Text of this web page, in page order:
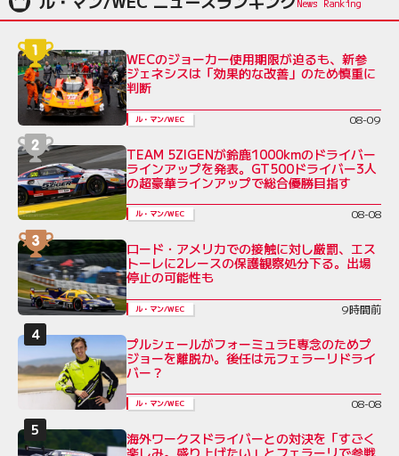
WECのジョーカー使用期限が迫るも、新参
ジェネシスは「効果的な改善」のため慎重に
判断
ル・マン/WEC 08-09
TEAM 5ZIGENが鈴鹿1000kmのドライバー
ラインアップを発表。GT500ドライバー3人
の超豪華ラインアップで総合優勝目指す
ル・マン/WEC 08-08
ロード・アメリカでの接触に対し厳罰、エス
トーレに2レースの保護観察処分下る。出場
停止の可能性も
ル・マン/WEC 9時間前
プルシェールがフォーミュラE専念のためプ
ジョーを離脱か。後任は元フェラーリドライ
バー？
ル・マン/WEC 08-08
海外ワークスドライバーとの対決を「すごく